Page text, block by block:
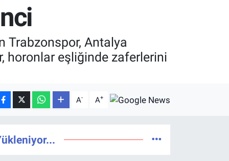
GRAM ALTIN
6648.99
13.773
%-19
Trabzonspor, Antalya
horonlar eşliğinde zaferlerini
A- A+